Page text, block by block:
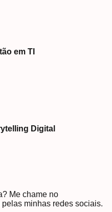
em TI
Digital
Me chame no
pelas minhas redes sociais.